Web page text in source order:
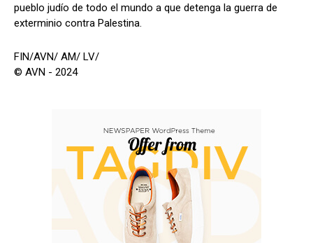
pueblo judío de todo el mundo a que detenga la guerra de
exterminio contra Palestina.
FIN/AVN/ AM/ LV/
© AVN - 2024